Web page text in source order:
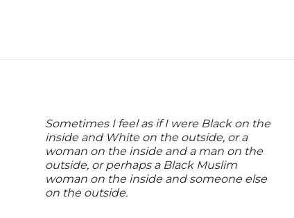
Sometimes I feel as if I were Black on the
inside and White on the outside, or a
woman on the inside and a man on the
outside, or perhaps a Black Muslim
woman on the inside and someone else
on the outside.